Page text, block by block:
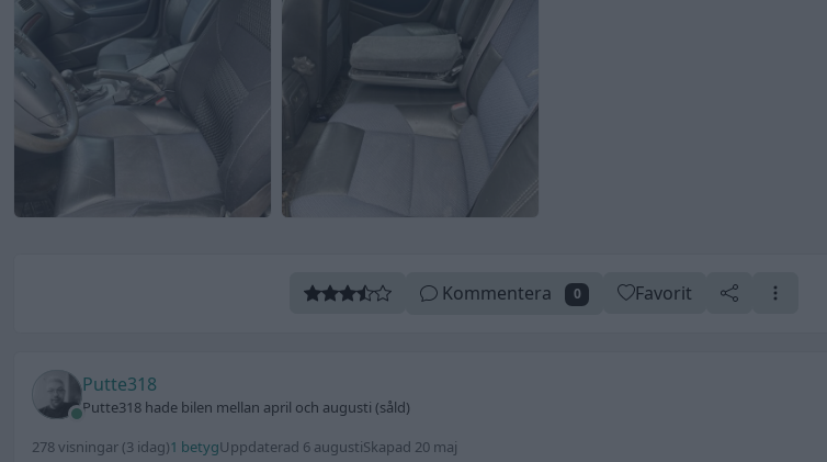
Kommentera 0 Favorit
Putte318
Putte318 hade bilen mellan april och augusti (såld)
278 visningar (3 idag)1 betygUppdaterad 6 augustiSkapad 20 maj